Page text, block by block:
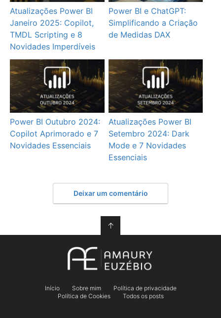
Atualizações Power BI
Janeiro 2025: Copilot,
TMDL Scripting e 8
Novidades Imperdíveis
Power BI e ChatGPT:
Simplificando a Criação
de Medidas DAX
Power BI Outubro 2024:
Copilot Aprimorado e 7
Novidades Essenciais
Atualizações Power BI
Setembro 2024: Dark
Mode e 7 Novidades
Essenciais
Deixar um comentário
↑
Início Sobre mim
Política de privacidade
Política de Cookies
Todos os posts